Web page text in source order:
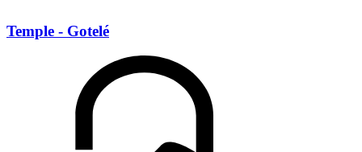
Temple - Gotelé